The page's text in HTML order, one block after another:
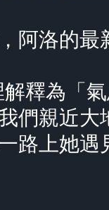
阿洛的
釋為「
們親近
路上她